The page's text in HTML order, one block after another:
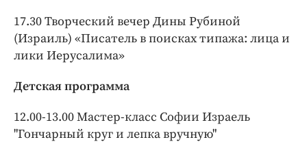
17.30 Творческий вечер Дины Рубиной
(Израиль) «Писатель в поисках типажа: лица и
лики Иерусалима»
Детская программа
12.00-13.00 Мастер-класс Софии Израель
"Гончарный круг и лепка вручную"